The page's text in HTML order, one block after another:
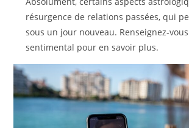
résurgence de relations passées, qui
sous un jour nouveau. Renseignez-
sentimental pour en savoir plus.